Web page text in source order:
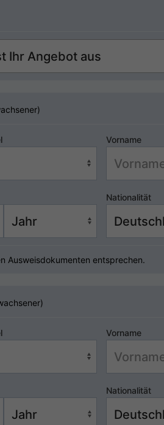
Vorname
Nationalität
Ausweisdokumenten entsprechen.
Vorname
Nationalität